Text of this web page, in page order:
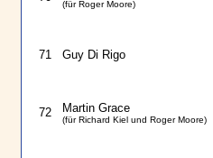
(für Roger Moore)
71 Guy Di Rigo
72 Martin Grace
(für Richard Kiel und Roger Moore)